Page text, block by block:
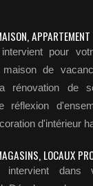
APPARTEMENT
pour
maison de
rénovation de
réflexion
d'intérieur
LOCAUX
intervient dans